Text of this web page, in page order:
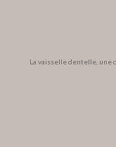
La vaisselle dentelle, une